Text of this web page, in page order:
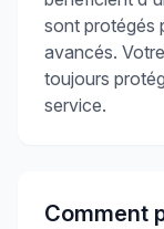
sont protégés
avancés.
toujours
service.
Comment